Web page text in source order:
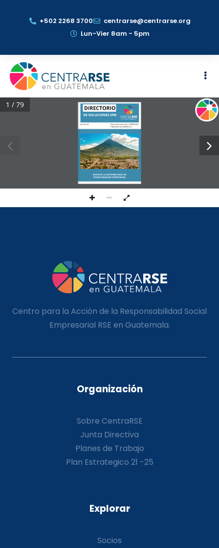
+502 2268 3700
centrarse@centrarse.org
Lun-Vier 8am - 5pm
HACER DE LA SOSTENIBILIDAD UN
TRANSFORMADOR EMPRESARIAL
Versión 02 Fecha de Actualización 05/08/2024
Elaborado por: Jonathan V.
DIRECTORIO
DE SOLUCIONES IPM
1 / 79
Centro para la Acción de la Responsabilidad Social
Empresarial RSE en Guatemala.
Organización
Sobre CentraRSE
Junta Directiva
Planes de Trabajo
Plan Estrategico 21 -25
Explorar
Socios